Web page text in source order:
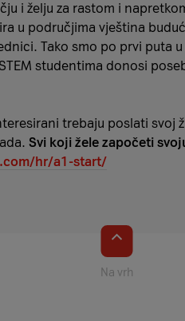
i želju za rastom i
u područjima vještina
Tako smo po prvi puta
studentima donosi
trebaju poslati
Svi koji žele započeti
hr/a1-start/
Na vrh